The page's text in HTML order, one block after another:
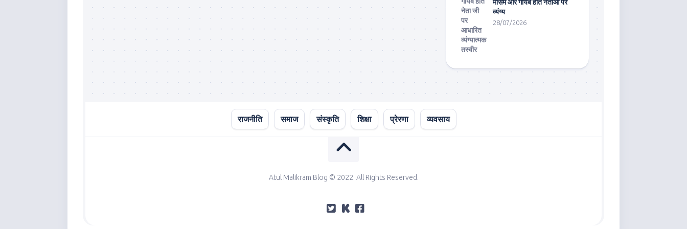
मौसम और गायब होते नेताओं पर
व्यंग्य
28/07/2026
राजनीति समाज संस्कृति शिक्षा प्रेरणा व्यवसाय
Atul Malikram Blog © 2022. All Rights Reserved.